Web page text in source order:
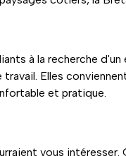
à la recherche
Elles
et pratique.
vous intéresser.